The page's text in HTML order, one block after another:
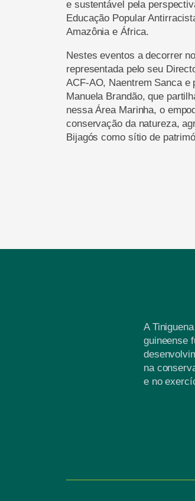
e sustentável pela
Educação Popular
Amazônia e África.
Nestes eventos a decorrer
representada pelo seu
ACF-AO, Naentrem Sanca e
Manuela Brandão, que
nessa Área Marinha, o
conservação da natureza,
Bijagós como sítio de
A
guineense
na
e no